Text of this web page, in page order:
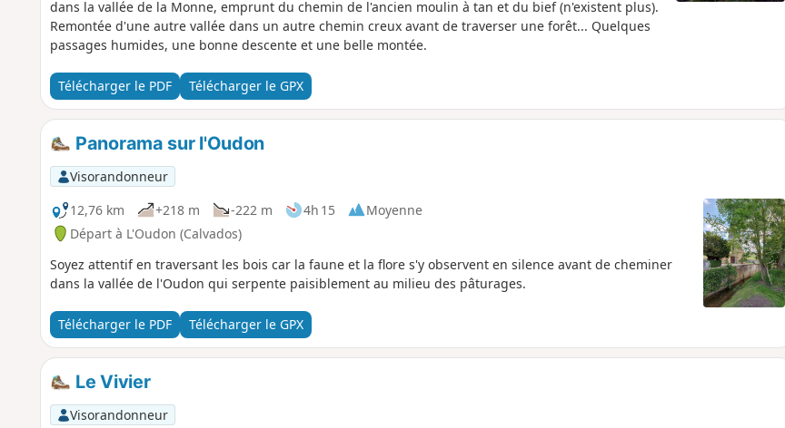
dans la vallée de la Monne, emprunt du chemin de l'ancien moulin à tan et du bief (n'existent plus).
Remontée d'une autre vallée dans un autre chemin creux avant de traverser une forêt... Quelques
passages humides, une bonne descente et une belle montée.
Télécharger le PDF Télécharger le GPX
Panorama sur l'Oudon
Visorandonneur
12,76 km
+218 m -222 m 4h 15
Moyenne
Départ à L'Oudon (Calvados)
Soyez attentif en traversant les bois car la faune et la flore s'y observent en silence avant de cheminer
dans la vallée de l'Oudon qui serpente paisiblement au milieu des pâturages.
Télécharger le PDF Télécharger le GPX
Le Vivier
Visorandonneur